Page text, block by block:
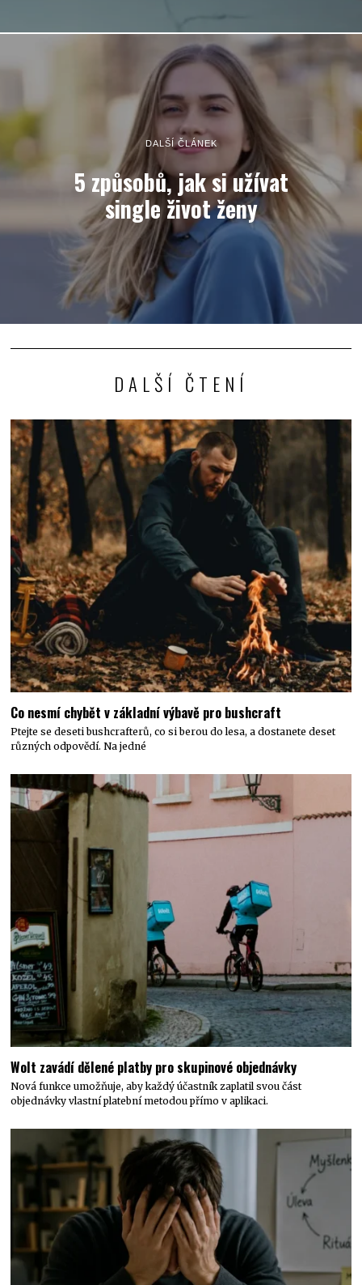
DALŠÍ ČLÁNEK
5 způsobů, jak si užívat
single život ženy
DALŠÍ ČTENÍ
Co nesmí chybět v základní výbavě pro bushcraft
Ptejte se deseti bushcrafterů, co si berou do lesa, a dostanete deset
různých odpovědí. Na jedné
Wolt zavádí dělené platby pro skupinové objednávky
Nová funkce umožňuje, aby každý účastník zaplatil svou část
objednávky vlastní platební metodou přímo v aplikaci.